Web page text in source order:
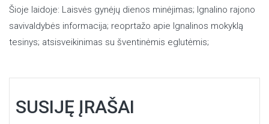
Šioje laidoje: Laisvės gynėjų dienos minėjimas; Ignalino rajono
savivaldybės informacija; reoprtažo apie Ignalinos mokyklą
tesinys; atsisveikinimas su šventinėmis eglutėmis;
SUSIJĘ ĮRAŠAI